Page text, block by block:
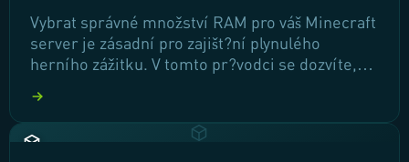
Vybrat správné množství RAM pro váš Minecraft
server je zásadní pro zajišt?ní plynulého
herního zážitku. V tomto pr?vodci se dozvíte,
hrá?? a dalších faktorech, abyste
maximalizovali výkon svého serveru. P?ipravte
se na optimalizaci a zlepšení vašeho herního